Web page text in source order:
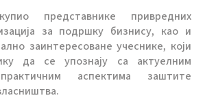
представнике привредних
за подршку бизнису, као и
заинтересоване учеснике, који
да се упознају са актуелним
аспектима заштите